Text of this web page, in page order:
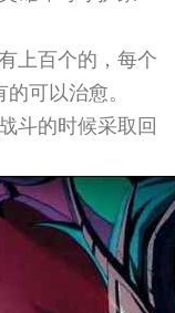
上百个的，每个
可以治愈。
斗的时候采取回